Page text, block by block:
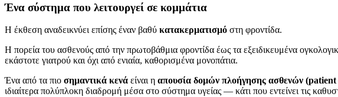
Ένα σύστημα που λειτουργεί σε κομμάτια
Η έκθεση αναδεικνύει επίσης έναν βαθύ κατακερματισμό στη φροντίδα.
Η πορεία του ασθενούς από την πρωτοβάθμια φροντίδα έως τα εξειδικευμένα
εκάστοτε γιατρού και όχι από ενιαία, καθορισμένα μονοπάτια.
Ένα από τα πιο σημαντικά κενά είναι η απουσία δομών πλοήγησης ασθενών
ιδιαίτερα πολύπλοκη διαδρομή μέσα στο σύστημα υγείας — κάτι που εντείνει τις